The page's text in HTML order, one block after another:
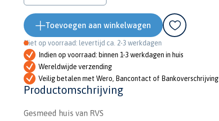
Toevoegen aan winkelwagen
Niet op voorraad: levertijd ca. 2-3 werkdagen
Indien op voorraad: binnen 1-3 werkdagen in huis
Wereldwijde verzending
Veilig betalen met Wero, Bancontact of Bankoverschrijving
Productomschrijving
Gesmeed huis van RVS